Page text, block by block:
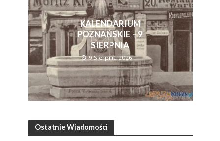
KALENDARIUM
POZNAŃSKIE – 9
SIERPNIA
9 Sierpnia 2026
Ostatnie Wiadomości